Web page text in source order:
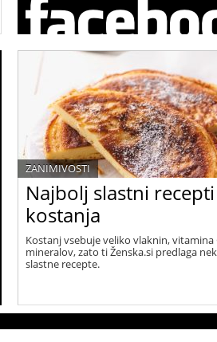
Najbolj slastni
kostanja
ZANIMIVOSTI
Kostanj vsebuje veliko vlaknin, vitamina
mineralov, zato ti Ženska.si predlaga
slastne recepte.